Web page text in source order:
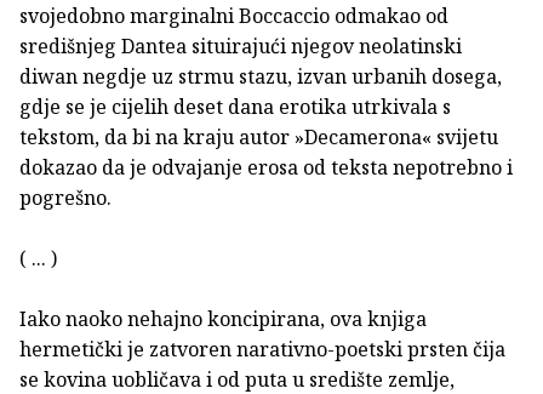
svojedobno marginalni Boccaccio odmakao od
središnjeg Dantea situirajući njegov neolatinski
diwan negdje uz strmu stazu, izvan urbanih dosega,
gdje se je cijelih deset dana erotika utrkivala s
tekstom, da bi na kraju autor »Decamerona« svijetu
dokazao da je odvajanje erosa od teksta nepotrebno i
pogrešno.
( ... )
Iako naoko nehajno koncipirana, ova knjiga
hermetički je zatvoren narativno-poetski prsten čija
se kovina uobličava i od puta u središte zemlje,